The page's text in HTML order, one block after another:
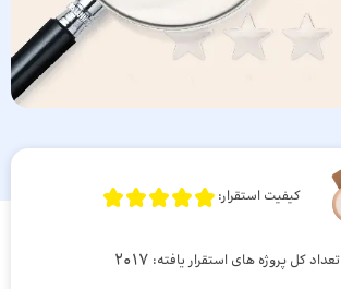
کیفیت استقرار:
تعداد کل پروژه های استقرار یافته: 2017